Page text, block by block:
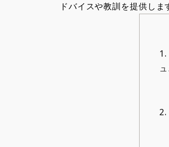
ドバイスや教訓を提供しま
1.
2.